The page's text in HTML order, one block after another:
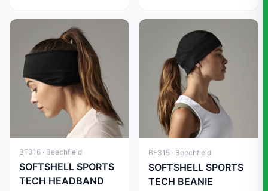
BF316 · Beechfield
SOFTSHELL SPORTS
TECH HEADBAND
BF315 · Beechfield
SOFTSHELL SPORTS
TECH BEANIE